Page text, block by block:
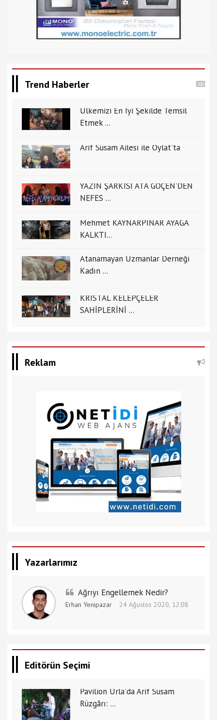
Trend Haberler
Ülkemizi En İyi Şekilde Temsil
Etmek ...
Arif Susam Ailesi ile Oylat'ta
YAZIN ŞARKISI ATA GÖÇEN'DEN
NEFES ...
Mehmet KAYNARPINAR AYAĞA
KALKTI...
Atanamayan Uzmanlar Derneği
Kadın ...
KRİSTAL KELEPÇELER
SAHİPLERİNİ ...
Reklam
Yazarlarımız
Ağrıyı Engellemek Nedir?
Erhan Yenipazar 24 Ağustos 2020, 12:08
Editörün Seçimi
Pavilion Urla'da Arif Susam
Rüzgârı: ...